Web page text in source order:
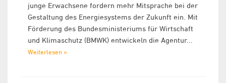
junge Erwachsene fordern mehr Mitsprache bei der
Gestaltung des Energiesystems der Zukunft ein. Mit
Förderung des Bundesministeriums für Wirtschaft
und Klimaschutz (BMWK) entwickeln die Agentur...
Weiterlesen »